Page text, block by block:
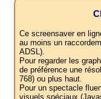
Ce screensaver en
au moins un
ADSL).
Pour regarder les
de préférence une
768) ou plus haut.
Pour un spectacle
visuels spéciaux